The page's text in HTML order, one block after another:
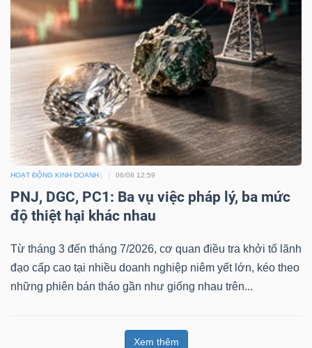
HOẠT ĐỘNG KINH DOANH 06/08 12:59
PNJ, DGC, PC1: Ba vụ việc pháp lý, ba mức
độ thiệt hại khác nhau
Từ tháng 3 đến tháng 7/2026, cơ quan điều tra khởi tố lãnh
đạo cấp cao tại nhiều doanh nghiệp niêm yết lớn, kéo theo
những phiên bán tháo gần như giống nhau trên...
Xem thêm